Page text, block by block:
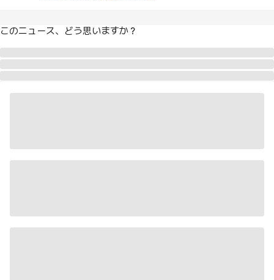
このニュース、どう思いますか？